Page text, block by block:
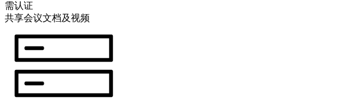
需认证
共享会议文档及视频